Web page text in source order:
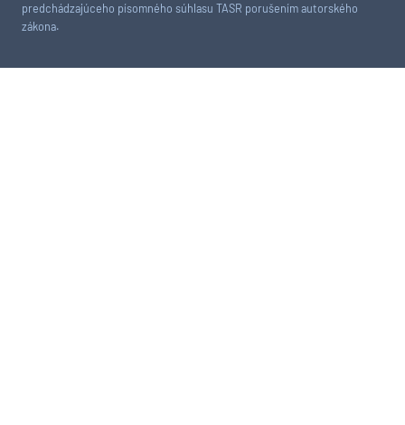
predchádzajúceho písomného súhlasu TASR porušením autorského
zákona.